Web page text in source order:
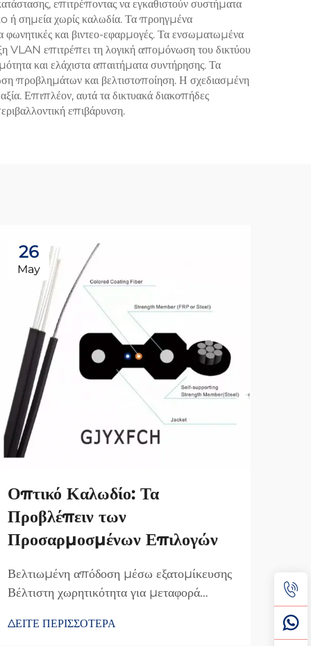
επιτρέποντας να εγκαθιστούν συστήματα
ή σημεία χωρίς καλωδία. Τα προηγμένα
φωνητικές και βιντεο-εφαρμογές. Τα ενσωματωμένα
VLAN επιτρέπει τη λογική απομόνωση του δικτύου
και ελάχιστα απαιτήματα συντήρησης. Τα
προβλημάτων και βελτιστοποίηση. Η σχεδιασμένη
Επιπλέον, αυτά τα δικτυακά διακοπήδες
επιβάρυνση.
26
May
Οπτικό Καλωδίο: Τα
Προβλέπειν των
Προσαρμοσμένων Επιλογών
Βελτιωμένη απόδοση μέσω εξατομίκευσης
Βέλτιστη χωρητικότητα για μεταφορά
προσαρμογή των οπτικών καλωδίων ώστε
ΔΕΙΤΕ ΠΕΡΙΣΣΟΤΕΡΑ